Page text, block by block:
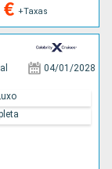
€ +Taxas
04/01/2028